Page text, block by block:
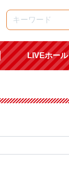
LIVEホール